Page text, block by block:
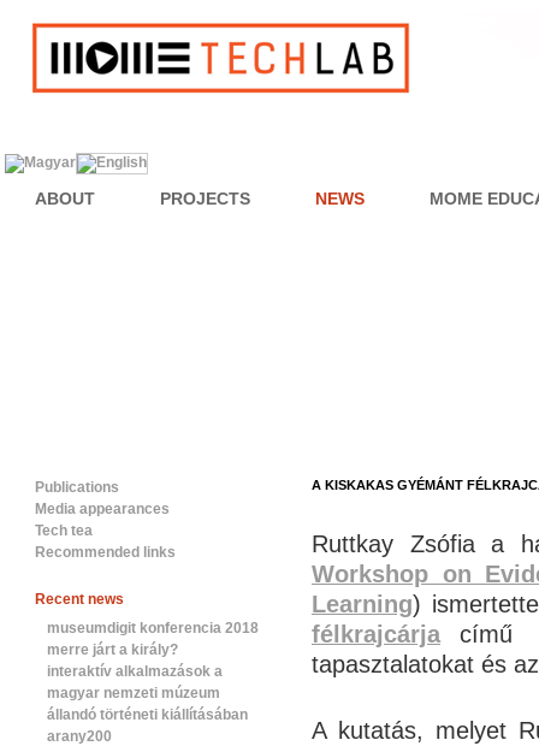
ABOUT PROJECTS NEWS MOME
Publications
Media appearances
Tech tea
Recommended links
Recent news
museumdigit konferencia 2018
merre járt a király?
interaktív alkalmazások a
magyar nemzeti múzeum
állandó történeti kiállításában
arany200
A KISKAKAS GYÉMÁNT
Ruttkay Zsófia a
Workshop on
Learning)
félkrajcárja című
tapasztalatokat és
A kutatás, melyet